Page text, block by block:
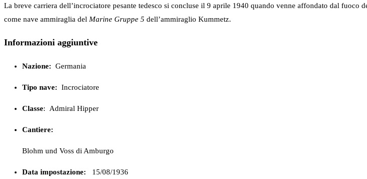
La breve carriera dell’incrociatore pesante tedesco si concluse il 9 aprile 1940 quando venne affondato dal
come nave ammiraglia del Marine Gruppe 5 dell’ammiraglio Kummetz.
Informazioni aggiuntive
Nazione: Germania
Tipo nave: Incrociatore
Classe: Admiral Hipper
Cantiere:
Blohm und Voss di Amburgo
Data impostazione: 15/08/1936